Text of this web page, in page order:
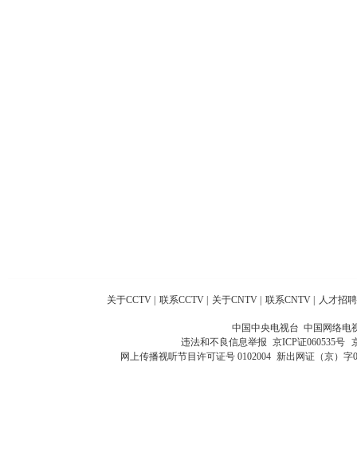
关于CCTV 联系CCTV 关于CNTV 联系CNTV 人才招聘
中国中央电视台 中国网络电
违法和不良信息举报 京ICP证060535号
网上传播视听节目许可证号 0102004 新出网证（京）